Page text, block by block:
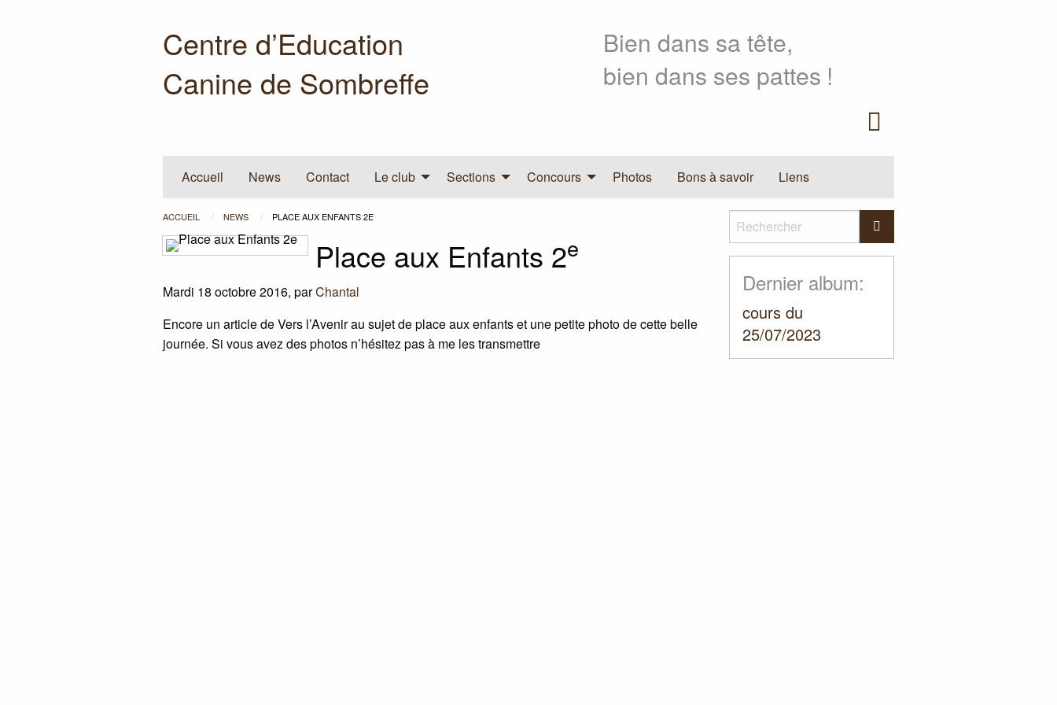
Centre d’Education
Canine de Sombreffe
Bien dans sa tête,
bien dans ses pattes !
Accueil News Contact Le club Sections Concours Photos Bons à savoir Liens
ACCUEIL NEWS PLACE AUX ENFANTS 2E
Place aux Enfants 2e
Mardi 18 octobre 2016, parChantal
Encore un article de Vers l’Avenir au sujet de place aux enfants et une petite photo de cette belle
journée. Si vous avez des photos n’hésitez pas à me les transmettre
Rechercher
Dernier album:
cours du
25/07/2023